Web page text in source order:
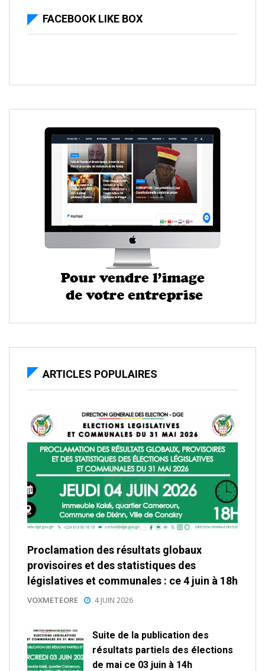
FACEBOOK LIKE BOX
ARTICLES POPULAIRES
Proclamation des résultats globaux
provisoires et des statistiques des
législatives et communales : ce 4 juin à 18h
VOXMETEORE 4 JUIN 2026
Suite de la publication des
résultats partiels des élections
de mai ce 03 juin à 14h